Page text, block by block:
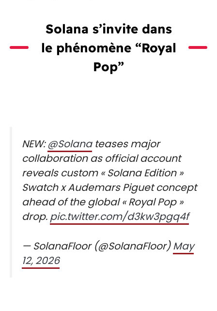
Solana s’invite dans
le phénomène “Royal
Pop”
NEW:@Solanateases major
collaboration as official account
reveals custom « Solana Edition »
Swatch x Audemars Piguet concept
ahead of the global « Royal Pop »
drop. pic.twitter.com/d3kw3pgq4f
— SolanaFloor (@SolanaFloor)May
12, 2026